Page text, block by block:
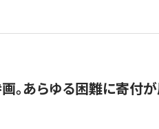
。あらゆる困難に寄付